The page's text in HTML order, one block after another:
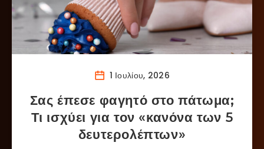
1 Ιουλίου, 2026
Σας έπεσε φαγητό στο πάτωμα;
Τι ισχύει για τον «κανόνα των 5
δευτερολέπτων»